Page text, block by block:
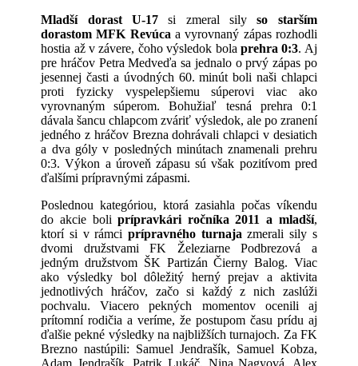
Mladší dorast U-17si zmeral silyso
starším
dorastom MFK Revúca a vyrovnaný zápas rozhodli
hostia až v závere, čoho výsledok bola prehra 0:3. Aj
pre hráčov Petra Medveďa sa jednalo o prvý zápas po
jesennej časti a úvodných 60. minút boli naši chlapci
proti fyzicky vyspelepšiemu súperovi viac ako
vyrovnaným súperom. Bohužiaľ tesná prehra 0:1
dávala šancu chlapcom zváriť výsledok, ale po zranení
jedného z hráčov Brezna dohrávali chlapci v desiatich
a dva góly v posledných minútach znamenali prehru
0:3. Výkon a úroveň zápasu sú však pozitívom pred
ďalšími prípravnými zápasmi.
Poslednou kategóriou, ktorá zasiahla počas víkendu
do akcie boliprípravkári ročníka 2011 a mladší,
ktorí si v rámci prípravného turnaja zmerali sily s
dvomi družstvami FK Železiarne Podbrezová a
jedným družstvom ŠK Partizán Čierny Balog. Viac
ako výsledky bol dôležitý herný prejav a aktivita
jednotlivých hráčov, začo si každý z nich zaslúži
pochvalu. Viacero pekných momentov ocenili aj
prítomní rodičia a veríme, že postupom času prídu aj
ďalšie pekné výsledky na najbližších turnajoch. Za FK
Brezno nastúpili: Samuel Jendrašík, Samuel Kobza,
Adam Jendrašík, Patrik Lukáč, Nina Nagyová, Alex